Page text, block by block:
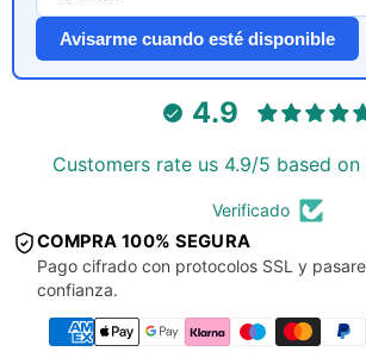
Avisarme cuando esté disponible
4.9
Customers rate us 4.9/5 based
Verificado
COMPRA 100% SEGURA
Pago cifrado con protocolos SSL y
confianza.